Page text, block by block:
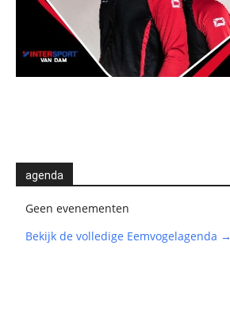
agenda
Geen evenementen
Bekijk de volledige Eemvogelagenda →